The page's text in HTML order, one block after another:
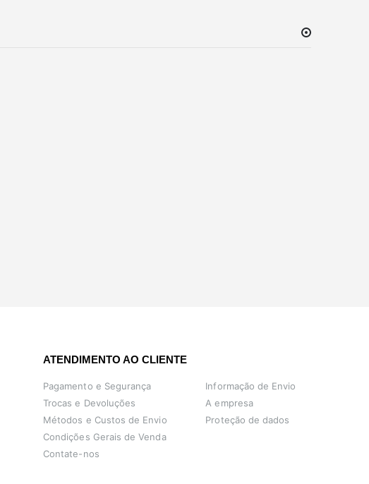
ATENDIMENTO AO CLIENTE
Pagamento e Segurança
Trocas e Devoluções
Métodos e Custos de Envio
Condições Gerais de Venda
Contate-nos
Informação de Envio
A empresa
Proteção de dados